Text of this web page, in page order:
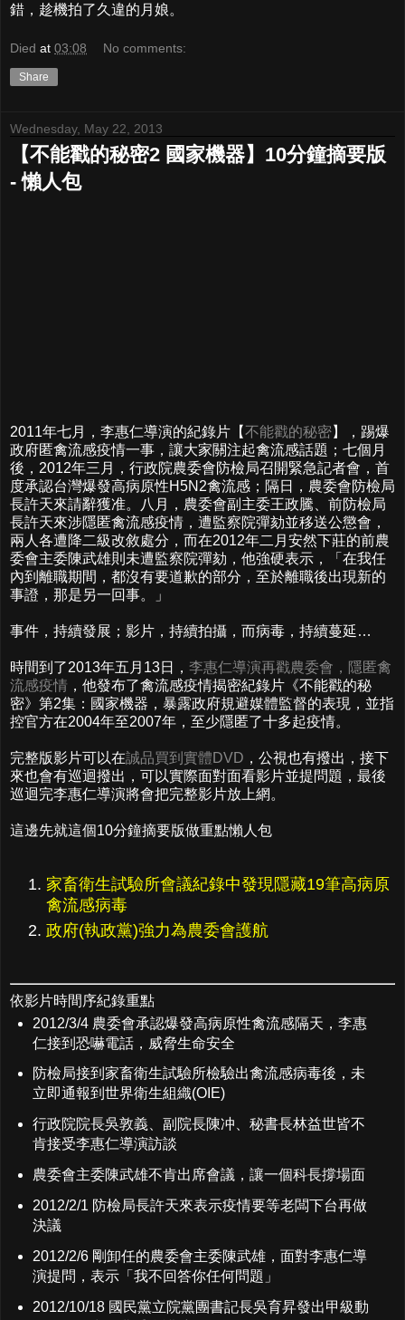
錯，趁機拍了久違的月娘。
Died at 03:08 No comments:
Share
Wednesday, May 22, 2013
【不能戳的秘密2 國家機器】10分鐘摘要版
- 懶人包
2011年七月，李惠仁導演的紀錄片【不能戳的秘密】，踢爆
政府匿禽流感疫情一事，讓大家關注起禽流感話題；七個月
後，2012年三月，行政院農委會防檢局召開緊急記者會，首
度承認台灣爆發高病原性H5N2禽流感；隔日，農委會防檢局
長許天來請辭獲准。八月，農委會副主委王政騰、前防檢局
長許天來涉隱匿禽流感疫情，遭監察院彈劾並移送公懲會，
兩人各遭降二級改敘處分，而在2012年二月安然下莊的前農
委會主委陳武雄則未遭監察院彈劾，他強硬表示，「在我任
內到離職期間，都沒有要道歉的部分，至於離職後出現新的
事證，那是另一回事。」
事件，持續發展；影片，持續拍攝，而病毒，持續蔓延…
時間到了2013年五月13日， 李惠仁導演再戳農委會，隱匿禽
流感疫情 ，他發布了禽流感疫情揭密紀錄片《不能戳的秘
密》第2集：國家機器，暴露政府規避媒體監督的表現，並指
控官方在2004年至2007年，至少隱匿了十多起疫情。
完整版影片可以在誠品買到實體DVD ，公視也有撥出，接下
來也會有巡迴撥出，可以實際面對面看影片並提問題，最後
巡迴完李惠仁導演將會把完整影片放上網。
這邊先就這個10分鐘摘要版做重點懶人包
家畜衛生試驗所會議紀錄中發現隱藏19筆高病原
禽流感病毒
政府(執政黨)強力為農委會護航
依影片時間序紀錄重點
2012/3/4 農委會承認爆發高病原性禽流感隔天，李惠
仁接到恐嚇電話，威脅生命安全
防檢局接到家畜衛生試驗所檢驗出禽流感病毒後，未
立即通報到世界衛生組織(OIE)
行政院院長吳敦義、副院長陳冲、秘書長林益世皆不
肯接受李惠仁導演訪談
農委會主委陳武雄不肯出席會議，讓一個科長撐場面
2012/2/1 防檢局長許天來表示疫情要等老闆下台再做
決議
2012/2/6 剛卸任的農委會主委陳武雄，面對李惠仁導
演提問，表示「我不回答你任何問題」
2012/10/18 國民黨立院黨團書記長吳育昇發出甲級動